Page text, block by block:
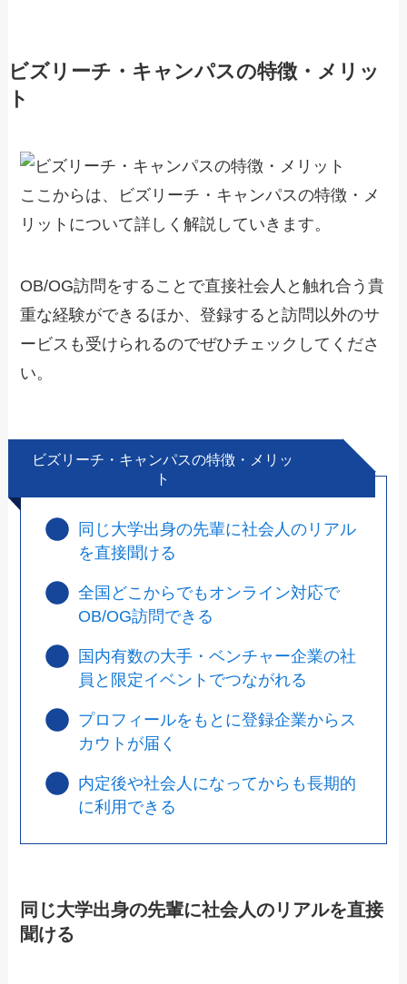
ビズリーチ・キャンパスの特徴・メリッ
ト
ここからは、ビズリーチ・キャンパスの特徴・メ
リットについて詳しく解説していきます。
OB/OG訪問をすることで直接社会人と触れ合う貴
重な経験ができるほか、登録すると訪問以外のサ
ービスも受けられるのでぜひチェックしてくださ
い。
ビズリーチ・キャンパスの特徴・メリッ
ト
同じ大学出身の先輩に社会人のリアル
を直接聞ける
全国どこからでもオンライン対応で
OB/OG訪問できる
国内有数の大手・ベンチャー企業の社
員と限定イベントでつながれる
プロフィールをもとに登録企業からス
カウトが届く
内定後や社会人になってからも長期的
に利用できる
同じ大学出身の先輩に社会人のリアルを直接
聞ける